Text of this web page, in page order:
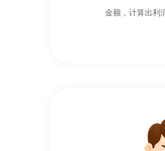
金额，计算出利